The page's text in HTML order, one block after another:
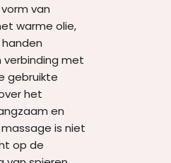
van
warme olie,
met
gebruikte
het
en
is niet
op de